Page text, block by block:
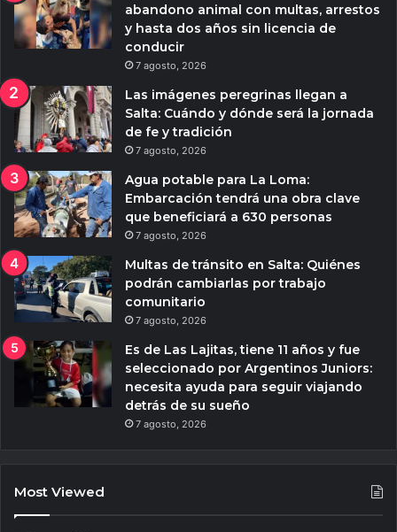
abandono animal con multas, arrestos
y hasta dos años sin licencia de
conducir
7 agosto, 2026
Las imágenes peregrinas llegan a
Salta: Cuándo y dónde será la jornada
de fe y tradición
7 agosto, 2026
Agua potable para La Loma:
Embarcación tendrá una obra clave
que beneficiará a 630 personas
7 agosto, 2026
Multas de tránsito en Salta: Quiénes
podrán cambiarlas por trabajo
comunitario
7 agosto, 2026
Es de Las Lajitas, tiene 11 años y fue
seleccionado por Argentinos Juniors:
necesita ayuda para seguir viajando
detrás de su sueño
7 agosto, 2026
Most Viewed